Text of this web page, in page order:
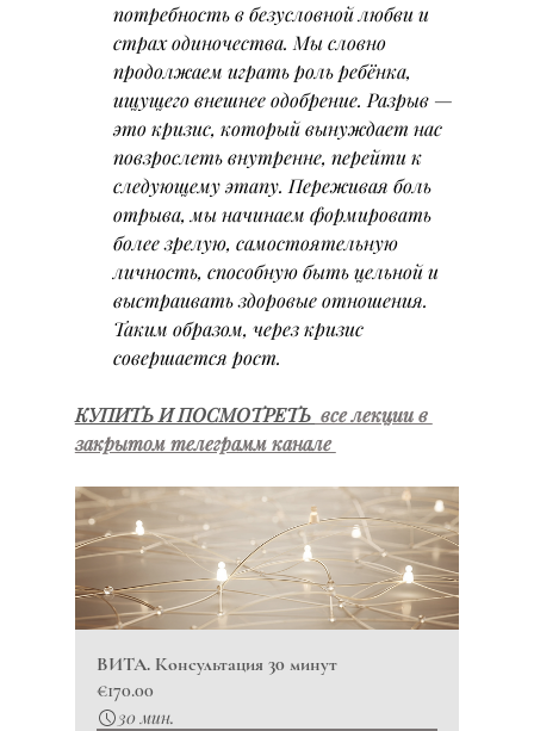
потребность в безусловной любви и
страх одиночества. Мы словно
продолжаем играть роль ребёнка,
ищущего внешнее одобрение. Разрыв —
это кризис, который вынуждает нас
повзрослеть внутренне, перейти к
следующему этапу. Переживая боль
отрыва, мы начинаем формировать
более зрелую, самостоятельную
личность, способную быть цельной и
выстраивать здоровые отношения.
Таким образом, через кризис
совершается рост.
КУПИТЬ И ПОСМОТРЕТЬ все лекции в
закрытом телеграмм канале
ВИТА. Консультация 30 минут
€170.00
30 мин.